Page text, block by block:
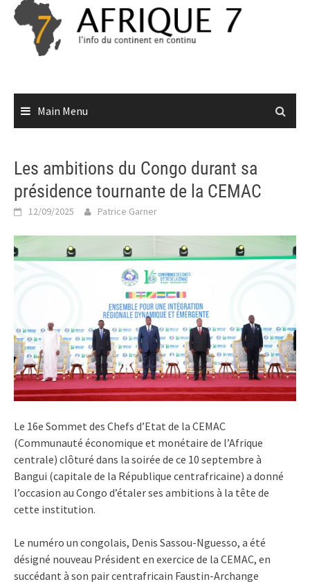
Skip
content
Main Menu
Les ambitions du Congo durant sa
présidence tournante de la CEMAC
12/09/2025 Patrice Garner
Le 16e Sommet des Chefs d’Etat de la CEMAC
(Communauté économique et monétaire de l’Afrique
centrale) clôturé dans la soirée de ce 10 septembre à
Bangui (capitale de la République centrafricaine) a donné
l’occasion au Congo d’étaler ses ambitions à la tête de
cette institution.
Le numéro un congolais, Denis Sassou-Nguesso, a été
désigné nouveau Président en exercice de la CEMAC, en
succédant à son pair centrafricain Faustin-Archange